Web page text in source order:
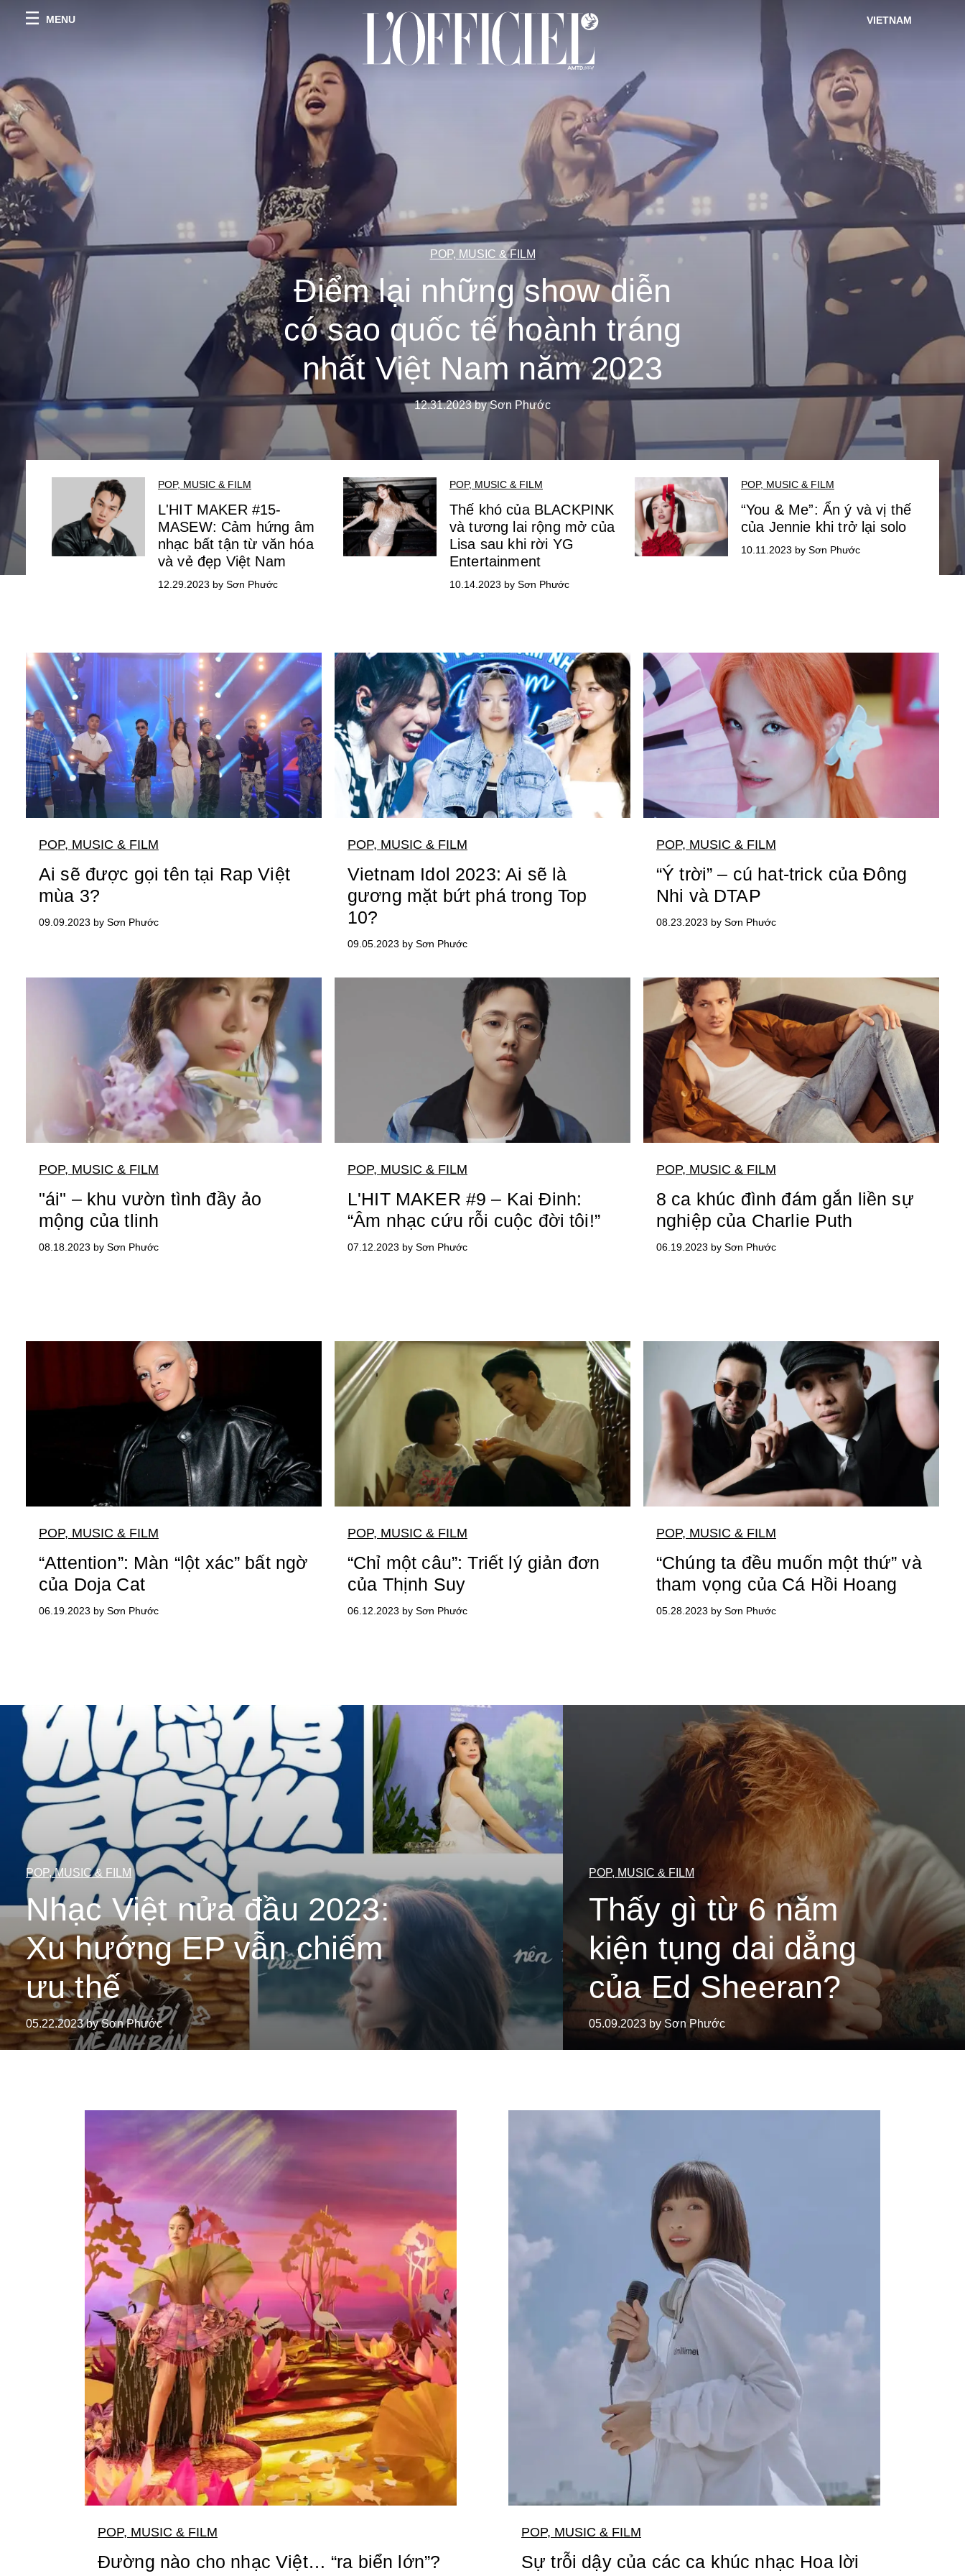
MENU VIETNAM
POP, MUSIC & FILM
Điểm lại những show diễn
có sao quốc tế hoành tráng
nhất Việt Nam năm 2023
12.31.2023 by Sơn Phước
POP, MUSIC & FILM
L'HIT MAKER #15-
MASEW: Cảm hứng âm
nhạc bất tận từ văn hóa
và vẻ đẹp Việt Nam
12.29.2023 by Sơn Phước
POP, MUSIC & FILM
Thế khó của BLACKPINK
và tương lai rộng mở của
Lisa sau khi rời YG
Entertainment
10.14.2023 by Sơn Phước
POP, MUSIC & FILM
“You & Me”: Ẩn ý và vị thế
của Jennie khi trở lại solo
10.11.2023 by Sơn Phước
POP, MUSIC & FILM
Ai sẽ được gọi tên tại Rap Việt
mùa 3?
09.09.2023 by Sơn Phước
POP, MUSIC & FILM
Vietnam Idol 2023: Ai sẽ là
gương mặt bứt phá trong Top
10?
09.05.2023 by Sơn Phước
POP, MUSIC & FILM
“Ý trời” – cú hat-trick của Đông
Nhi và DTAP
08.23.2023 by Sơn Phước
POP, MUSIC & FILM
"ái" – khu vườn tình đầy ảo
mộng của tlinh
08.18.2023 by Sơn Phước
POP, MUSIC & FILM
L'HIT MAKER #9 – Kai Đinh:
“Âm nhạc cứu rỗi cuộc đời tôi!”
07.12.2023 by Sơn Phước
POP, MUSIC & FILM
8 ca khúc đình đám gắn liền sự
nghiệp của Charlie Puth
06.19.2023 by Sơn Phước
POP, MUSIC & FILM
“Attention”: Màn “lột xác” bất ngờ
của Doja Cat
06.19.2023 by Sơn Phước
POP, MUSIC & FILM
“Chỉ một câu”: Triết lý giản đơn
của Thịnh Suy
06.12.2023 by Sơn Phước
POP, MUSIC & FILM
“Chúng ta đều muốn một thứ” và
tham vọng của Cá Hồi Hoang
05.28.2023 by Sơn Phước
POP, MUSIC & FILM
Nhạc Việt nửa đầu 2023:
Xu hướng EP vẫn chiếm
ưu thế
05.22.2023 by Sơn Phước
POP, MUSIC & FILM
Thấy gì từ 6 năm
kiện tụng dai dẳng
của Ed Sheeran?
05.09.2023 by Sơn Phước
POP, MUSIC & FILM
Đường nào cho nhạc Việt… “ra biển lớn”?
POP, MUSIC & FILM
Sự trỗi dậy của các ca khúc nhạc Hoa lời